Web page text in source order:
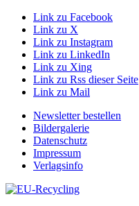
Link zu Facebook
Link zu X
Link zu Instagram
Link zu LinkedIn
Link zu Xing
Link zu Rss dieser Seite
Link zu Mail
Newsletter bestellen
Bildergalerie
Datenschutz
Impressum
Verlagsinfo